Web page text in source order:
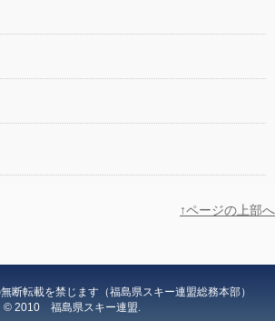
↑ページの上部へ
断転載を禁じます（福島県スキー連盟総務本部）
© 2010 福島県スキー連盟.